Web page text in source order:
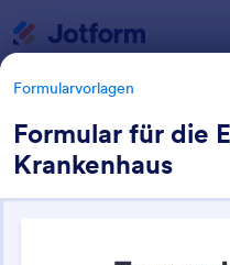
Formularvorlagen
Formular für die
Krankenhaus
Formularvorlagen Kategorien